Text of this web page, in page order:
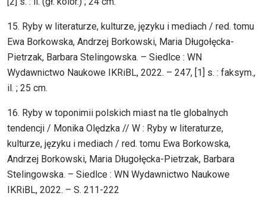
15. Ryby w literaturze, kulturze, języku i mediach / red. tomu
Ewa Borkowska, Andrzej Borkowski, Maria Długołęcka-
Pietrzak, Barbara Stelingowska. – Siedlce : WN
Wydawnictwo Naukowe IKRiBL, 2022. – 247, [1] s. : faksym.,
il. ; 25 cm.
16. Ryby w toponimii polskich miast na tle globalnych
tendencji / Monika Olędzka // W : Ryby w literaturze,
kulturze, języku i mediach / red. tomu Ewa Borkowska,
Andrzej Borkowski, Maria Długołęcka-Pietrzak, Barbara
Stelingowska. – Siedlce : WN Wydawnictwo Naukowe
IKRiBL, 2022. – S. 211-222